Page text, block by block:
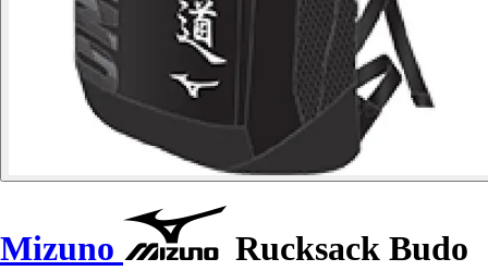
Mizuno Rucksack Budo